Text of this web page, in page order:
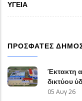
ΥΓΕΙΑ
ΠΡΟΣΦΑΤΕΣ
Έκτακτη
δικτύου
05 Αυγ 26